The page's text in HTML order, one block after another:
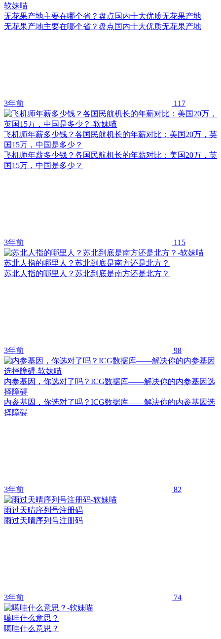
无花果产地主要在哪个省？盘点国内十大优质无花果产地
无花果产地主要在哪个省？盘点国内十大优质无花果产地
3年前 117
飞机师年薪多少钱？各国民航机长的年薪对比：美国20万，英
国15万，中国是多少？
飞机师年薪多少钱？各国民航机长的年薪对比：美国20万，英
国15万，中国是多少？
3年前 115
苏北人指的哪里人？苏北到底是南方还是北方？
苏北人指的哪里人？苏北到底是南方还是北方？
3年前 98
内参基因，你选对了吗？ICG数据库——解决你的内参基因选
择障碍
内参基因，你选对了吗？ICG数据库——解决你的内参基因选
择障碍
3年前 82
雨过天晴序列号注册码
雨过天晴序列号注册码
3年前 74
噶哇什么意思？
噶哇什么意思？